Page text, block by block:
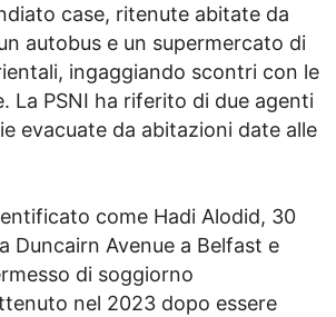
case, ritenute abitate da
autobus e un supermercato di
ingaggiando scontri con le
La PSNI ha riferito di due agenti
evacuate da abitazioni date alle
come Hadi Alodid, 30
Duncairn Avenue a Belfast e
di soggiorno
nel 2023 dopo essere